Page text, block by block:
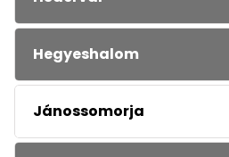
Hegyeshalom
Jánossomorja